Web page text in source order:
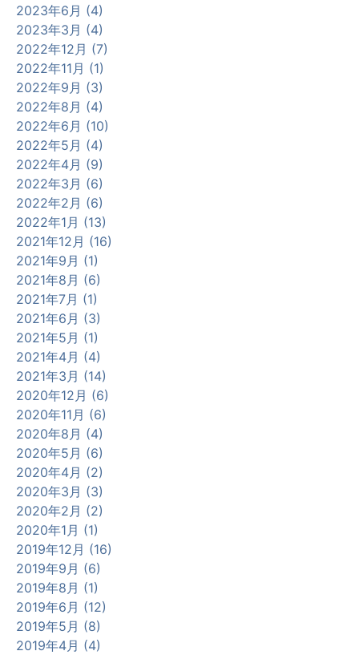
2023年6月 (4)
2023年3月 (4)
2022年12月 (7)
2022年11月 (1)
2022年9月 (3)
2022年8月 (4)
2022年6月 (10)
2022年5月 (4)
2022年4月 (9)
2022年3月 (6)
2022年2月 (6)
2022年1月 (13)
2021年12月 (16)
2021年9月 (1)
2021年8月 (6)
2021年7月 (1)
2021年6月 (3)
2021年5月 (1)
2021年4月 (4)
2021年3月 (14)
2020年12月 (6)
2020年11月 (6)
2020年8月 (4)
2020年5月 (6)
2020年4月 (2)
2020年3月 (3)
2020年2月 (2)
2020年1月 (1)
2019年12月 (16)
2019年9月 (6)
2019年8月 (1)
2019年6月 (12)
2019年5月 (8)
2019年4月 (4)